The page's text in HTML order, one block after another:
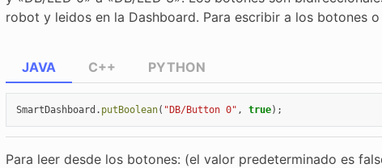
robot y leidos en la Dashboard. Para escribir a los botones o
JAVA
SmartDashboard . putBoolean( "DB/Button 0" , true);
C++ PYTHON
Para leer desde los botones: (el valor predeterminado es